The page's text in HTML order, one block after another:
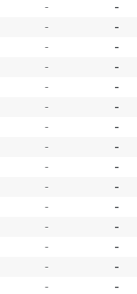
- -
- -
- -
- -
- -
- -
- -
- -
- -
- -
- -
- -
- -
- -
- -